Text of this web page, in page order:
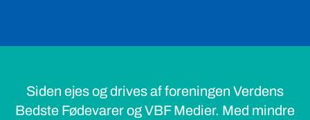
Siden ejes og drives af foreningen Verdens
Bedste Fødevarer og VBF Medier. Med mindre